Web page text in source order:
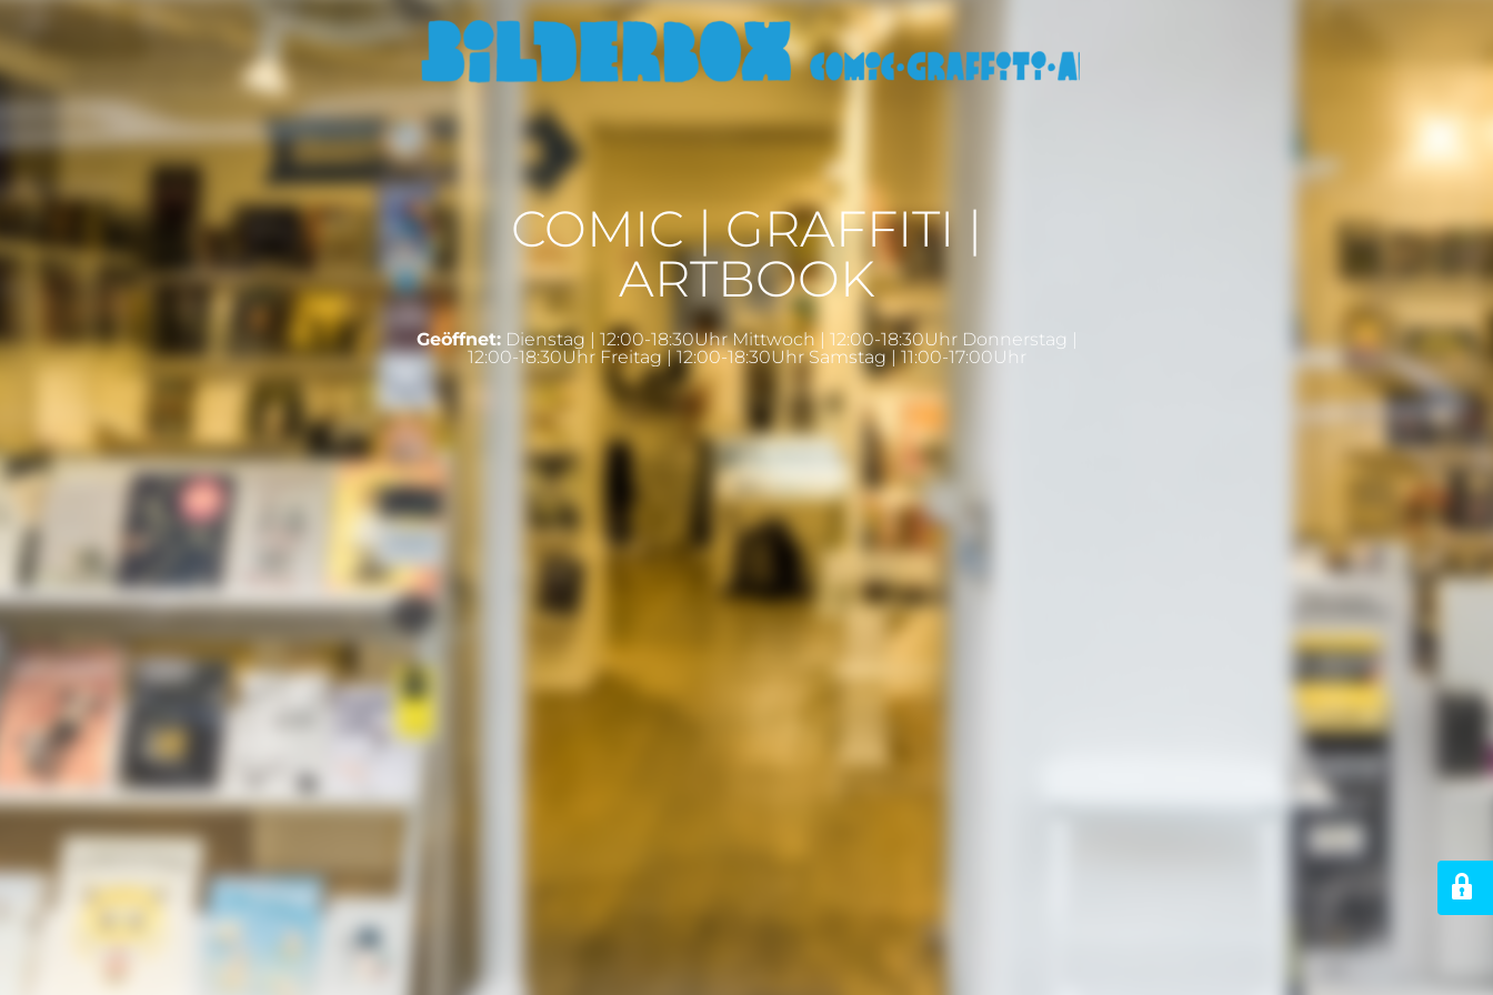
COMIC | GRAFFITI |
ARTBOOK
Geöffnet:Dienstag | 12:00-18:30Uhr Mittwoch | 12:00-18:30Uhr Donnerstag |
12:00-18:30Uhr Freitag | 12:00-18:30Uhr Samstag | 11:00-17:00Uhr